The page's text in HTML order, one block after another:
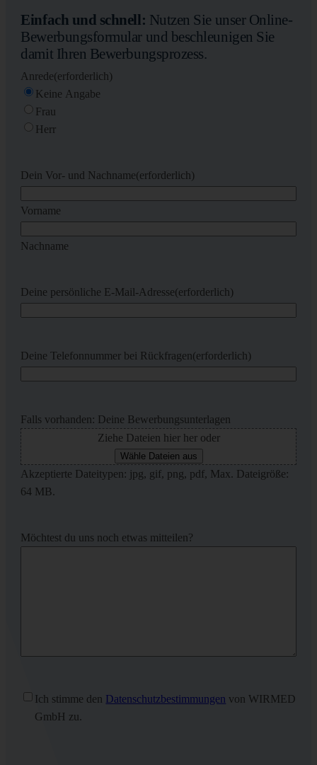
Einfach und schnell: Nutzen Sie unser Online-
Bewerbungsformular und beschleunigen Sie
damit Ihren Bewerbungsprozess.
Anrede(erforderlich)
Keine Angabe
Frau
Herr
Dein Vor- und Nachname(erforderlich)
Vorname
Nachname
Deine persönliche E-Mail-Adresse(erforderlich)
Deine Telefonnummer bei Rückfragen(erforderlich)
Falls vorhanden: Deine Bewerbungsunterlagen
Ziehe Dateien hier her oder
Wähle Dateien aus
Akzeptierte Dateitypen: jpg, gif, png, pdf, Max. Dateigröße:
64 MB.
Möchtest du uns noch etwas mitteilen?
Ohne
Titel(erforderlich)
Ich stimme den Datenschutzbestimmungen von WIRMED
GmbH zu.